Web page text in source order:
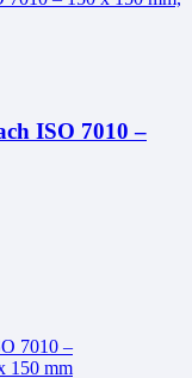
ISO 7010 –